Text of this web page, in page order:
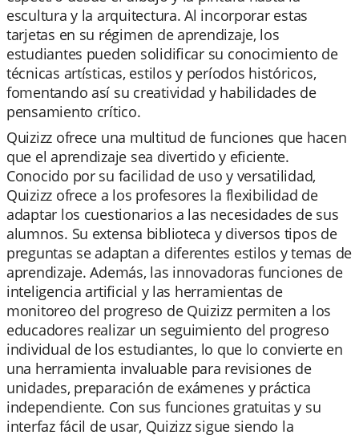
escultura y la arquitectura. Al incorporar estas
tarjetas en su régimen de aprendizaje, los
estudiantes pueden solidificar su conocimiento de
técnicas artísticas, estilos y períodos históricos,
fomentando así su creatividad y habilidades de
pensamiento crítico.
Quizizz ofrece una multitud de funciones que hacen
que el aprendizaje sea divertido y eficiente.
Conocido por su facilidad de uso y versatilidad,
Quizizz ofrece a los profesores la flexibilidad de
adaptar los cuestionarios a las necesidades de sus
alumnos. Su extensa biblioteca y diversos tipos de
preguntas se adaptan a diferentes estilos y temas de
aprendizaje. Además, las innovadoras funciones de
inteligencia artificial y las herramientas de
monitoreo del progreso de Quizizz permiten a los
educadores realizar un seguimiento del progreso
individual de los estudiantes, lo que lo convierte en
una herramienta invaluable para revisiones de
unidades, preparación de exámenes y práctica
independiente. Con sus funciones gratuitas y su
interfaz fácil de usar, Quizizz sigue siendo la